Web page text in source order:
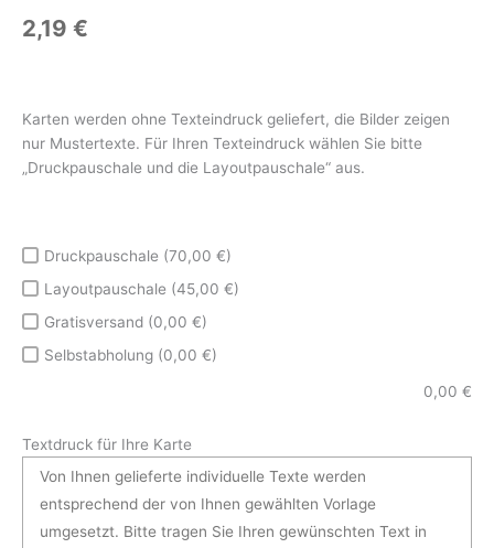
2,19 €
Karten werden ohne Texteindruck geliefert, die Bilder zeigen
nur Mustertexte. Für Ihren Texteindruck wählen Sie bitte
„Druckpauschale und die Layoutpauschale“ aus.
Druckpauschale (70,00 €)
Layoutpauschale (45,00 €)
Gratisversand (0,00 €)
Selbstabholung (0,00 €)
0,00 €
Textdruck für Ihre Karte